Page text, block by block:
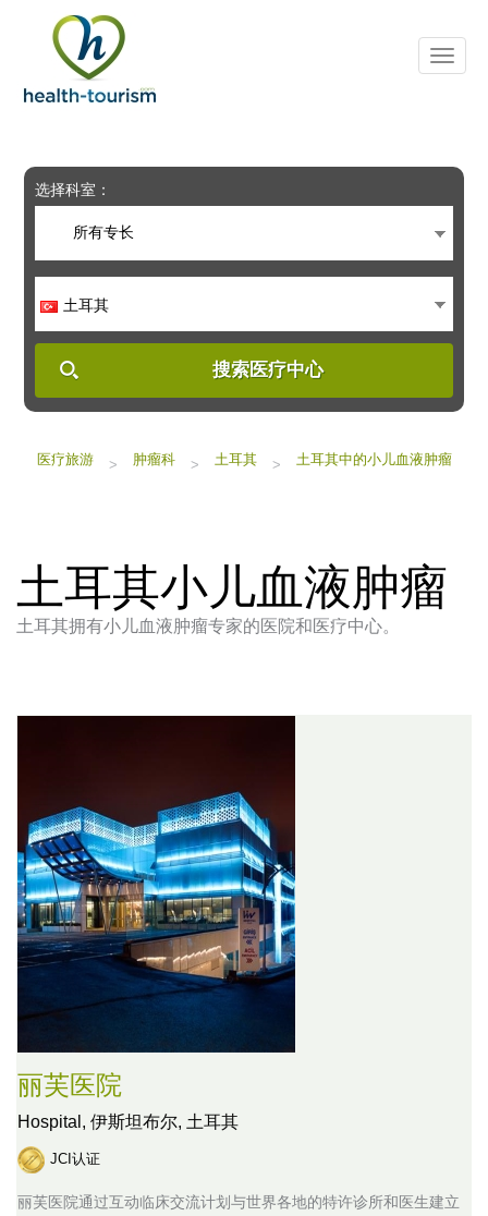
includes
system.
选择科室：
所有专长
土耳其
搜索医疗中心
医疗旅游 > 肿瘤科 > 土耳其 > 土耳其中的小儿血液肿瘤
土耳其小儿血液肿瘤
土耳其拥有小儿血液肿瘤专家的医院和医疗中心。
丽芙医院
Hospital, 伊斯坦布尔, 土耳其
JCI认证
丽芙医院通过互动临床交流计划与世界各地的特许诊所和医生建立